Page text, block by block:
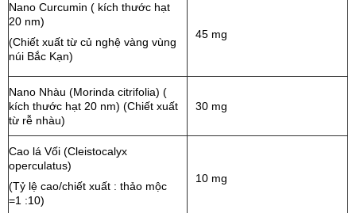
Nano Curcumin ( kích thước hạt
20 nm)
(Chiết xuất từ củ nghệ vàng vùng
núi Bắc Kạn)
45 mg
Nano Nhàu (Morinda citrifolia) (
kích thước hạt 20 nm) (Chiết xuất
từ rễ nhàu)
30 mg
Cao lá Vối (Cleistocalyx
operculatus)
(Tỷ lệ cao/chiết xuất : thảo mộc
=1 :10)
10 mg